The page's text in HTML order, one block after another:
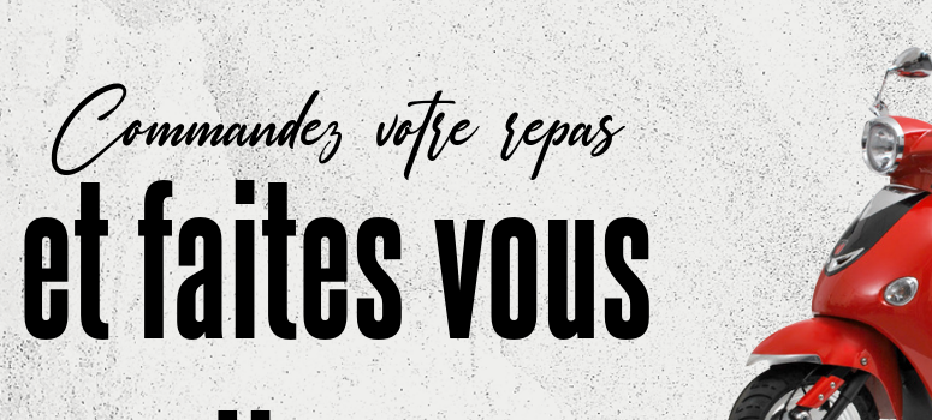
Commandez votre repas
et faites vous